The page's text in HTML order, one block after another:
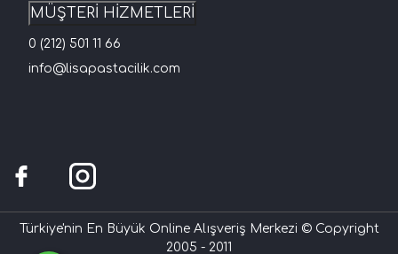
MÜŞTERİ HİZMETLERİ
0 (212) 501 11 66
info@lisapastacilik.com
Türkiye'nin En Büyük Online Alışveriş Merkezi © Copyright
2005 - 2011